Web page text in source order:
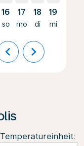
16
so
17
mo
18
di
19
mi
chevron_left chevron_right
Temperatureinheit: